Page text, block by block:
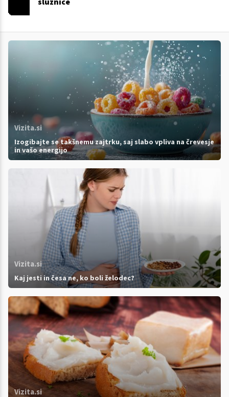
Vizita.si
Izogibajte se takšnemu zajtrku, saj slabo vpliva na črevesje
in vašo energijo
Vizita.si
Kaj jesti in česa ne, ko boli želodec?
Vizita.si